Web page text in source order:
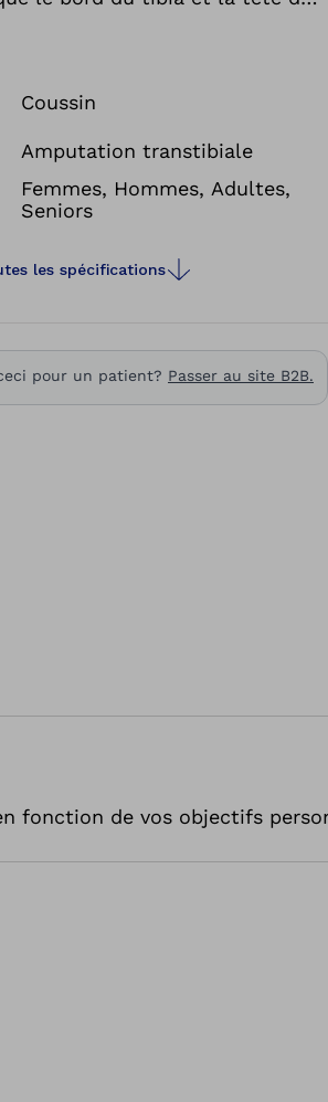
quant à elles, la mobilité
Uneo 6Y512 (TT) peut être
ou le système Harmony.
Coussin
Amputation transtibiale
Femmes, Hommes, Adultes,
Seniors
les spécifications
pour un patient? Passer au site B2B.
fonction de vos objectifs